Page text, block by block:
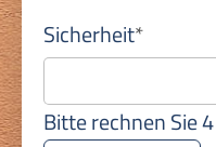
Pflichtfeld
Sicherheit*
Bitte rechnen Sie